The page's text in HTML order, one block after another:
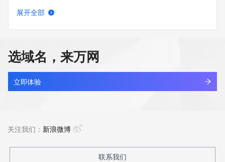
myai88.shop
新注册
查看详情
展开全部
选域名，来万网
立即体验
关注我们： 新浪微博
联系我们